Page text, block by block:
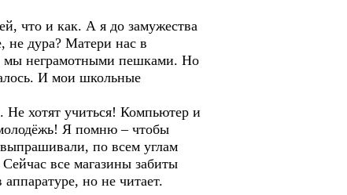
что и как. А я до замужества
не дура? Матери нас в
мы неграмотными пешками. Но
И мои школьные
Не хотят учиться! Компьютер и
Я помню – чтобы
по всем углам
все магазины забиты
но не читает.